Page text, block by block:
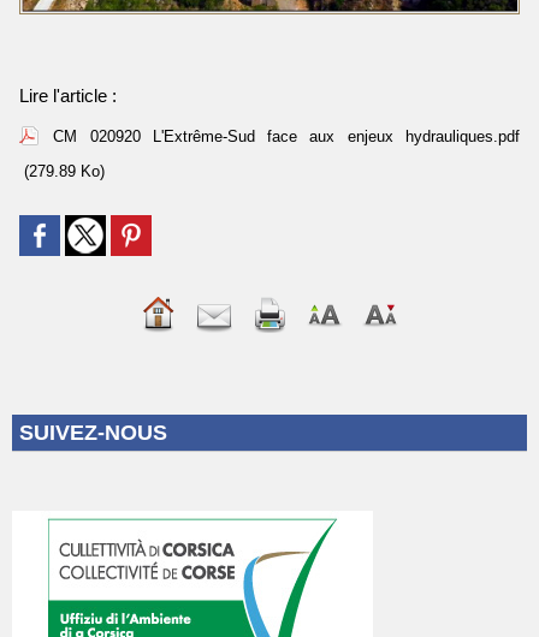
Lire l'article :
CM 020920 L'Extrême-Sud face aux enjeux hydrauliques.pdf
(279.89 Ko)
SUIVEZ-NOUS